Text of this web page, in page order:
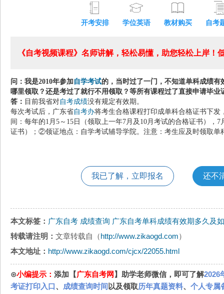
开考安排 学位英语 教材购买 自考
《自考视频课程》名师讲解，轻松易懂，助您轻松上岸！
问：我是2010年参加 自学考试的，当时过了一门，不知道单科成绩
哪里领取？还是考过了就行不用领取？等所有课程过了直接申请毕业
答： 目前我省对自考成绩没有规定有效期。
每次考试后，广东省自考办将考生合格课程打印成单科合格证书下
间：每年的1月5～15日（领取上一年7月及10月考试的合格证书），
证书）；②领证地点：自学考试辅导学院。注意：考生应及时领取单
我已了解，立即报名 还不
本文标签： 广东自考 成绩查询 广东自考单科成绩有效期多久及
转载请注明： 文章转载自（http://www.zikaogd.com）
本文地址： http://www.zikaogd.com/cjcx/22055.html
⊙小编提示： 添加【广东自考网 】助学老师微信，即可了解2026
考证打印入口、 成绩查询时间 以及领取历年真题资料、 个人专属